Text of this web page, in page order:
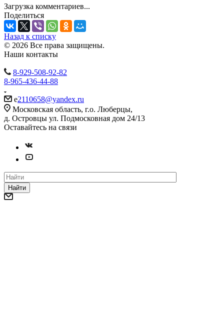
Загрузка комментариев...
Поделиться
Назад к списку
© 2026 Все права защищены.
Наши контакты
8-929-508-92-82
8-965-436-44-88
e2110658@yandex.ru
Московская область, г.о. Люберцы,
д. Островцы ул. Подмосковная дом 24/13
Оставайтесь на связи
Найти